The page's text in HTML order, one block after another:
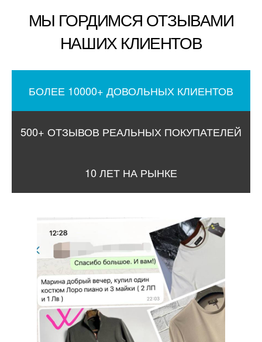
МЫ ГОРДИМСЯ ОТЗЫВАМИ
НАШИХ КЛИЕНТОВ
БОЛЕЕ 10000+ ДОВОЛЬНЫХ КЛИЕНТОВ
500+ ОТЗЫВОВ РЕАЛЬНЫХ ПОКУПАТЕЛЕЙ
10 ЛЕТ НА РЫНКЕ